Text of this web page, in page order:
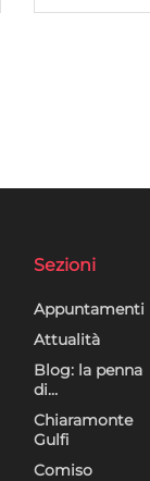
Sezioni
Appuntamenti
Attualità
Blog: la penna
di…
Chiaramonte
Gulfi
Comiso